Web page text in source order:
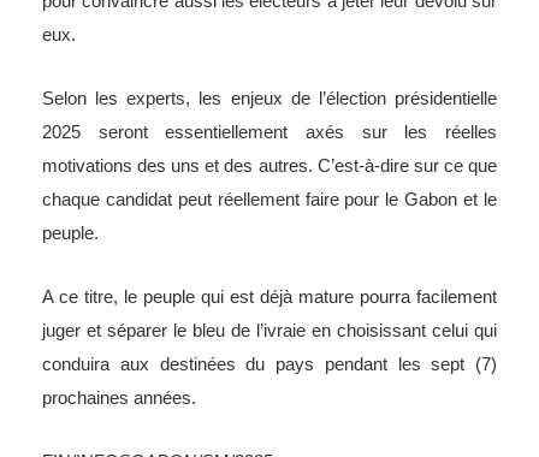
eux.
Selon les experts, les enjeux de l’élection présidentielle
2025 seront essentiellement axés sur les réelles
motivations des uns et des autres. C’est-à-dire sur ce que
chaque candidat peut réellement faire pour le Gabon et le
peuple.
A ce titre, le peuple qui est déjà mature pourra facilement
juger et séparer le bleu de l’ivraie en choisissant celui qui
conduira aux destinées du pays pendant les sept (7)
prochaines années.